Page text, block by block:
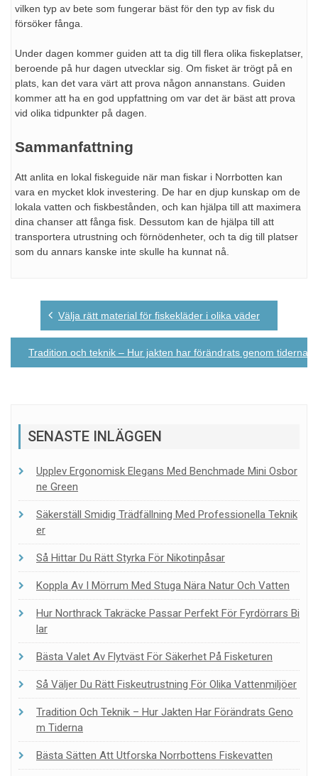
vilken typ av bete som fungerar bäst för den typ av fisk du
försöker fånga.
Under dagen kommer guiden att ta dig till flera olika fiskeplatser,
beroende på hur dagen utvecklar sig. Om fisket är trögt på en
plats, kan det vara värt att prova någon annanstans. Guiden
kommer att ha en god uppfattning om var det är bäst att prova
vid olika tidpunkter på dagen.
Sammanfattning
Att anlita en lokal fiskeguide när man fiskar i Norrbotten kan
vara en mycket klok investering. De har en djup kunskap om de
lokala vatten och fiskbestånden, och kan hjälpa till att maximera
dina chanser att fånga fisk. Dessutom kan de hjälpa till att
transportera utrustning och förnödenheter, och ta dig till platser
som du annars kanske inte skulle ha kunnat nå.
Post
navigation
Välja rätt material för fiskekläder i olika väder
Tradition och teknik – Hur jakten har förändrats genom tiderna
SENASTE INLÄGGEN
Upplev Ergonomisk Elegans Med Benchmade Mini Osbor
Ne Green
Säkerställ Smidig Trädfällning Med Professionella Teknik
Er
Så Hittar Du Rätt Styrka För Nikotinpåsar
Koppla Av I Mörrum Med Stuga Nära Natur Och Vatten
Hur Northrack Takräcke Passar Perfekt För Fyrdörrars Bi
Lar
Bästa Valet Av Flytväst För Säkerhet På Fisketuren
Så Väljer Du Rätt Fiskeutrustning För Olika Vattenmiljöer
Tradition Och Teknik – Hur Jakten Har Förändrats Geno
M Tiderna
Bästa Sätten Att Utforska Norrbottens Fiskevatten